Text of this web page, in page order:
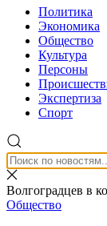
Политика
Экономика
Общество
Культура
Персоны
Экспертиза
Спорт
Волгоградцев в
Общество